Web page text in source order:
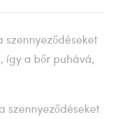
szennyeződéseket
így a bőr puhává,
szennyeződéseket